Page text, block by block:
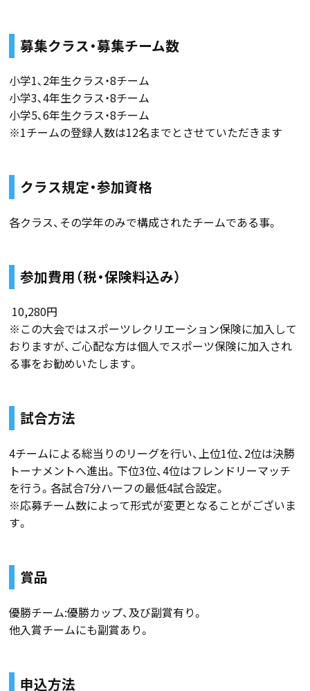
募集クラス・募集チーム数
小学1､2年生クラス・8チーム
小学3､4年生クラス・8チーム
小学5､6年生クラス・8チーム
※1チームの登録人数は12名までとさせていただきます
クラス規定・参加資格
各クラス、その学年のみで構成されたチームである事。
参加費用（税・保険料込み）
10,280円
※この大会ではスポーツレクリエーション保険に加入して
おりますが、ご心配な方は個人でスポーツ保険に加入され
る事をお勧めいたします。
試合方法
4チームによる総当りのリーグを行い、上位1位、2位は決勝
トーナメントへ進出。下位3位、4位はフレンドリーマッチ
を行う。各試合7分ハーフの最低4試合設定。
※応募チーム数によって形式が変更となることがございま
す。
賞品
優勝チーム:優勝カップ、及び副賞有り。
他入賞チームにも副賞あり。
申込方法